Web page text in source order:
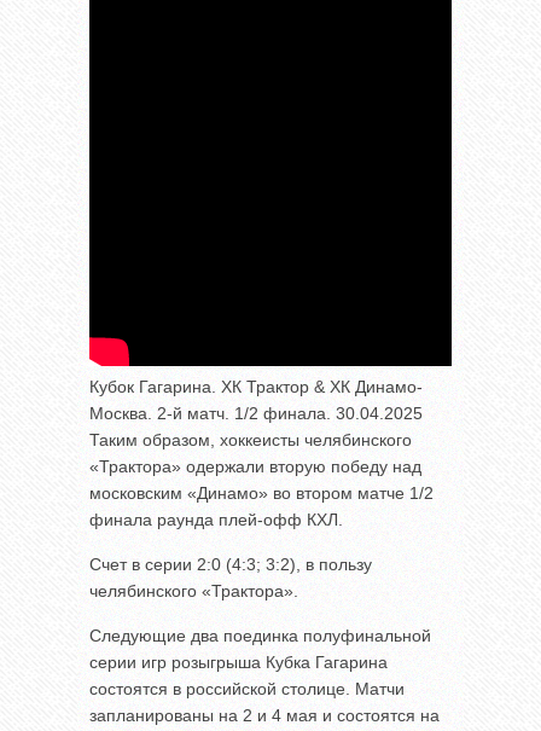
Кубок Гагарина. ХК Трактор & ХК Динамо-
Москва. 2-й матч. 1/2 финала. 30.04.2025
Таким образом, хоккеисты челябинского
«Трактора» одержали вторую победу над
московским «Динамо» во втором матче 1/2
финала раунда плей-офф КХЛ.
Счет в серии 2:0 (4:3; 3:2), в пользу
челябинского «Трактора».
Следующие два поединка полуфинальной
серии игр розыгрыша Кубка Гагарина
состоятся в российской столице. Матчи
запланированы на 2 и 4 мая и состоятся на